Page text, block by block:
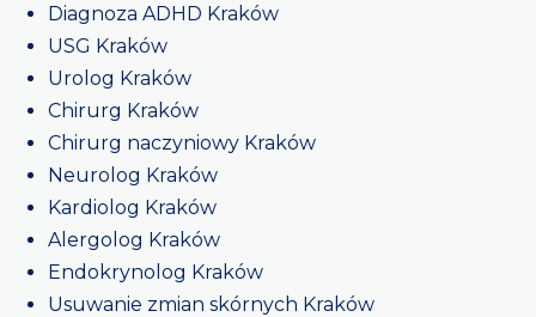
Diagnoza ADHD Kraków
USG Kraków
Urolog Kraków
Chirurg Kraków
Chirurg naczyniowy Kraków
Neurolog Kraków
Kardiolog Kraków
Alergolog Kraków
Endokrynolog Kraków
Usuwanie zmian skórnych Kraków